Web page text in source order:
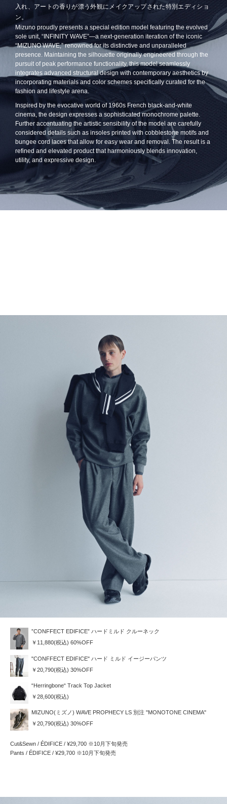
入れ、アートの香りが漂う外観にメイクアップされた特別エディショ
ン。
Mizuno proudly presents a special edition model featuring the evolved
sole unit, “INFINITY WAVE”—a next-generation iteration of the iconic
“MIZUNO WAVE,” renowned for its distinctive and unparalleled
presence. Maintaining the silhouette originally engineered through the
pursuit of peak performance functionality, this model seamlessly
integrates advanced structural design with contemporary aesthetics by
incorporating materials and color schemes specifically curated for the
fashion and lifestyle arena.
Inspired by the evocative world of 1960s French black-and-white
cinema, the design expresses a sophisticated monochrome palette.
Further accentuating the artistic sensibility of the model are carefully
considered details such as insoles printed with cobblestone motifs and
bungee cord laces that allow for easy wear and removal. The result is a
refined and elevated product that harmoniously blends innovation,
utility, and expressive design.
”CONFFECT EDIFICE” ハードミルド クルーネック
￥11,880(税込) 60%OFF
"CONFFECT EDIFICE" ハード ミルド イージーパンツ
￥20,790(税込) 30%OFF
“Herringbone“ Track Top Jacket
￥28,600(税込)
MIZUNO(ミズノ) WAVE PROPHECY LS 別注 "MONOTONE CINEMA"
￥20,790(税込) 30%OFF
Cut&Sewn / ÉDIFICE / ¥29,700 ※10月下旬発売
Pants / ÉDIFICE / ¥29,700 ※10月下旬発売